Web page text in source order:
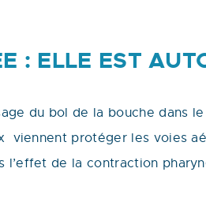
: ELLE EST
du bol de la bouche dans
viennent protéger les voies
de la contraction